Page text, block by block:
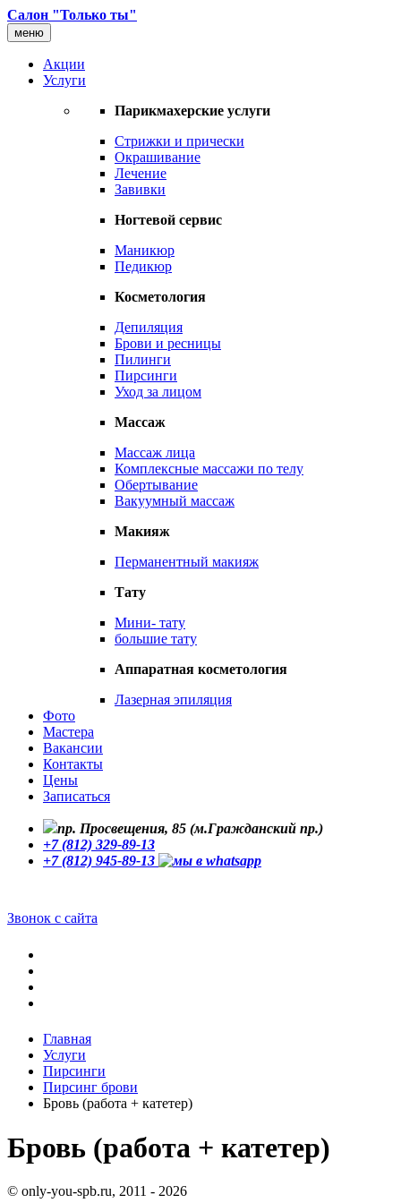
Салон "Только ты"
меню
Акции
Услуги
Парикмахерские услуги
Стрижки и прически
Окрашивание
Лечение
Завивки
Ногтевой сервис
Маникюр
Педикюр
Косметология
Депиляция
Брови и ресницы
Пилинги
Пирсинги
Уход за лицом
Массаж
Массаж лица
Комплексные массажи по телу
Обертывание
Вакуумный массаж
Макияж
Перманентный макияж
Тату
Мини- тату
большие тату
Аппаратная косметология
Лазерная эпиляция
Фото
Мастера
Вакансии
Контакты
Цены
Записаться
пр. Просвещения, 85 (м.Гражданский пр.)
+7 (812) 329-89-13
+7 (812) 945-89-13
Звонок с сайта
Главная
Услуги
Пирсинги
Пирсинг брови
Бровь (работа + катетер)
Бровь (работа + катетер)
© only-you-spb.ru, 2011 - 2026